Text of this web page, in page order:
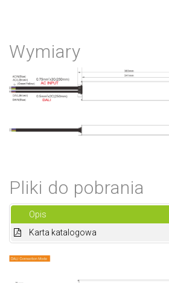
Wymiary
Pliki do pobrania
Opis
Karta katalogowa